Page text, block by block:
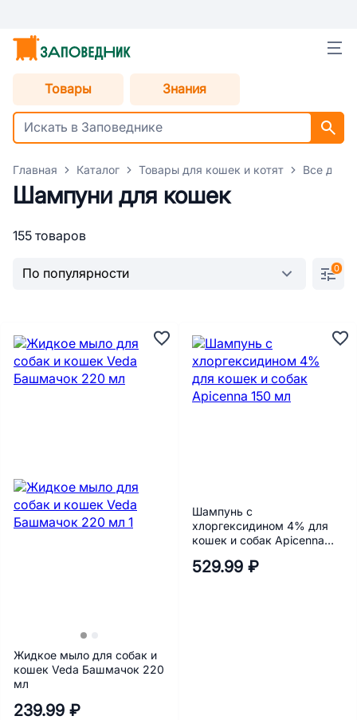
Товары Знания
Главная Каталог Товары для кошек и котят Все для
Шампуни для кошек
155 товаров
0
Жидкое мыло для собак и
кошек Veda Башмачок 220
мл
239.99 ₽
Шампунь с
хлоргексидином 4% для
кошек и собак Apicenna
529.99 ₽